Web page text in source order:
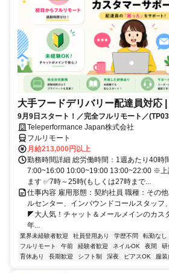
大手フードデリバリー配達員対応
9月9日スタート！／完全フルリモート／
Teleperformance Japan株式会社
フルリモート
月給213,000円以上
勤務時間詳細 総労働時間：1週あたり40時
7:00~16:00 10:00~19:00 13:00~22:00 ※上
ます ✅7時～25時(もしくは27時まで...
仕事内容 雇用形態：契約社員 職種：その
ルセンター、インバウンドコールスタッフ
◤大人気！チャット＆メールメインのカ
年...
業界未経験者歓迎 社員登用あり 学歴不問 転勤なし
フルリモート
午前 経験者歓迎 ネイルOK 夜間 研
育休あり
長期歓迎 シフト制 深夜 ピアスOK 服装